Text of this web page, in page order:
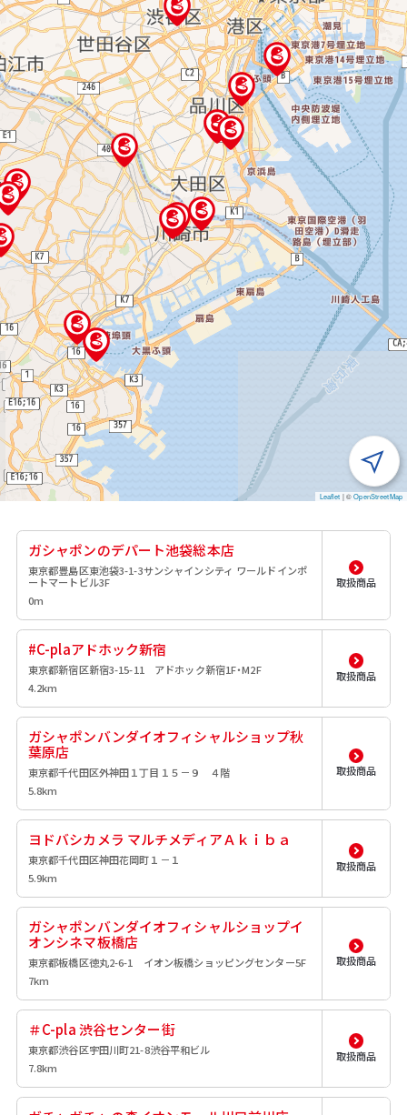
Leaflet |©OpenStreetMap
ガシャポンのデパート池袋総本店
東京都豊島区東池袋3-1-3サンシャインシティ ワールドインポ
ートマートビル3F
0m
取扱商品
#C-plaアドホック新宿
東京都新宿区新宿3-15-11 アドホック新宿1F・M2F
4.2km
取扱商品
ガシャポンバンダイオフィシャルショップ秋
葉原店
東京都千代田区外神田１丁目１５－９ ４階
5.8km
取扱商品
ヨドバシカメラ マルチメディアＡｋｉｂａ
東京都千代田区神田花岡町１－１
5.9km
取扱商品
ガシャポンバンダイオフィシャルショップイ
オンシネマ板橋店
東京都板橋区徳丸2-6-1 イオン板橋ショッピングセンター5F
7km
取扱商品
＃C-pla 渋谷センター街
東京都渋谷区宇田川町21-8渋谷平和ビル
7.8km
取扱商品